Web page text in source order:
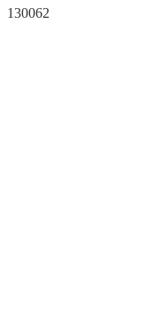
130062